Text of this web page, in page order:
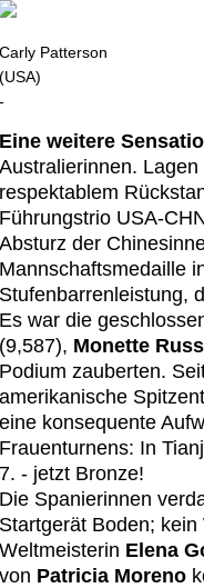
Carly Patterson
(USA)
-
Eine weitere
Australierinnen.
respektablem
Führungstrio USA-
Absturz der
Mannschaftsmedaille
Stufenbarrenleistung,
Es war die
(9,587), Monette
Podium zauberten.
amerikanische
eine konsequente
Frauenturnens: In
7. - jetzt Bronze!
Die Spanierinnen
Startgerät Boden;
Weltmeisterin Elena
von Patricia Moreno